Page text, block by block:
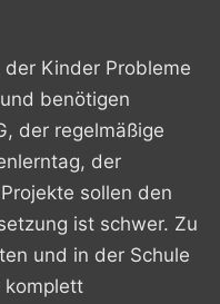
Kinder Probleme
benötigen
der regelmäßige
der
sollen den
ist schwer. Zu
und in der Schule
komplett